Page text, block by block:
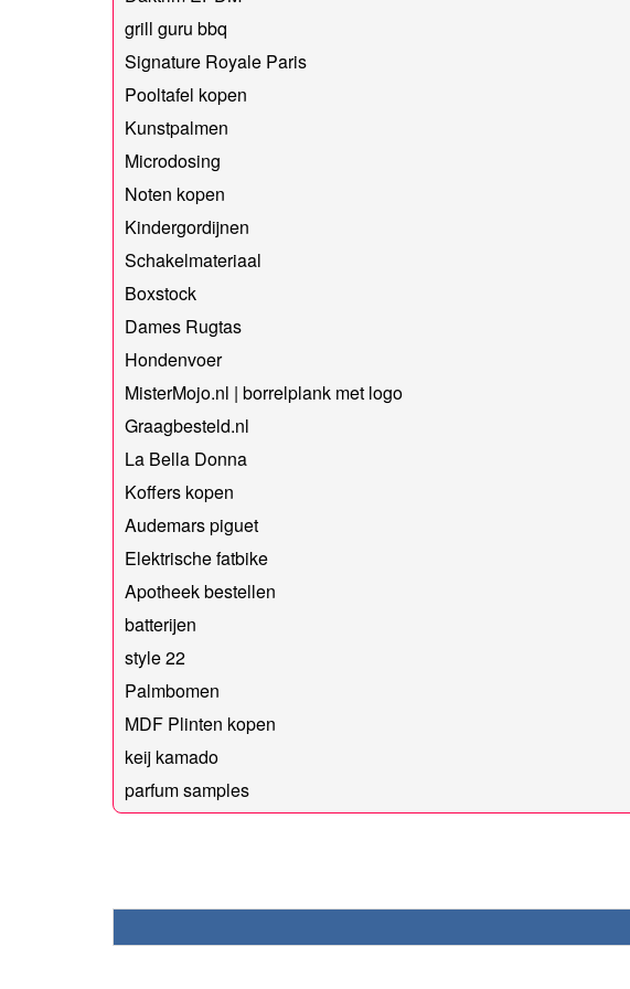
grill guru bbq
Signature Royale Paris
Pooltafel kopen
Kunstpalmen
Microdosing
Noten kopen
Kindergordijnen
Schakelmateriaal
Boxstock
Dames Rugtas
Hondenvoer
MisterMojo.nl | borrelplank met logo
Graagbesteld.nl
La Bella Donna
Koffers kopen
Audemars piguet
Elektrische fatbike
Apotheek bestellen
batterijen
style 22
Palmbomen
MDF Plinten kopen
keij kamado
parfum samples